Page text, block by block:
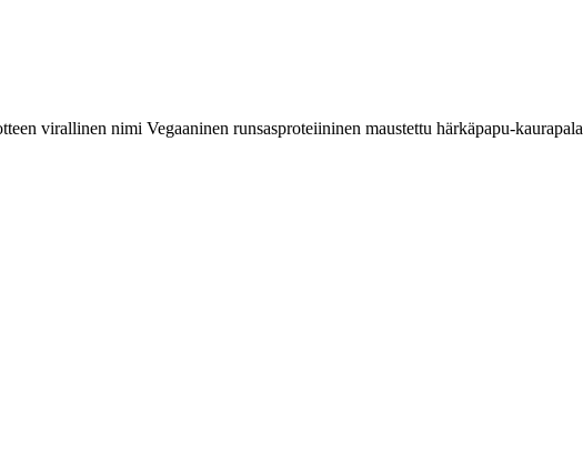
virallinen nimi Vegaaninen runsasproteiininen maustettu härkäpapu-kaurapala